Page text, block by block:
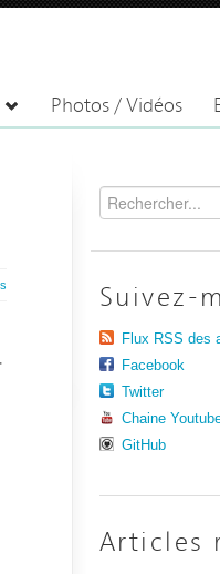
Photos / Vidéos
Suivez-
Flux RSS des
Facebook
Twitter
Chaine
GitHub
Articles